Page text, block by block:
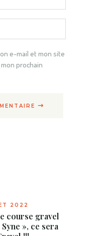
e-mail et mon site
prochain
2022
course gravel
», ce sera